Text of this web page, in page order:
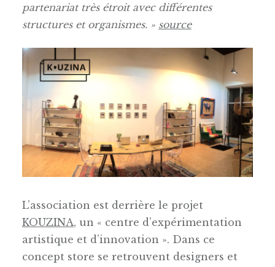
partenariat très étroit avec différentes
structures et organismes. » source
L’association est derrière le projet
KOUZINA, un « centre d’expérimentation
artistique et d’innovation ». Dans ce
concept store se retrouvent designers et